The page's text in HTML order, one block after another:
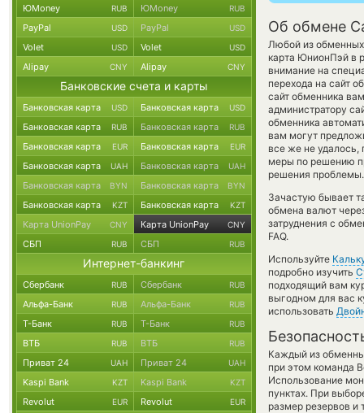
Об обмене
Любой из обменных
карта ЮнионПэй в
внимание на
перехода на сайт
сайт обменника
администратору
обменника
вам могут
все же не
меры по решению
решения проблемы.
Зачастую бывает
обмена валют
затруднения с
FAQ.
Используйте
подробно изучить
подходящий вам
выгодном для вас
использовать
Каждый из
при этом команда
Использование
пунктах. При
размер резервов и
ЮMoney RUB ЮMoney RUB
PayPal USD PayPal USD
Volet USD Volet USD
Alipay CNY Alipay CNY
Банковские счета и карты
Банковская карта USD Банковская карта USD
Банковская карта RUB Банковская карта RUB
Банковская карта EUR Банковская карта EUR
Банковская карта UAH Банковская карта UAH
Банковская карта BYN Банковская карта BYN
Банковская карта KZT Банковская карта KZT
Карта UnionPay CNY Карта UnionPay CNY
СБП RUB СБП RUB
Интернет-банкинг
Сбербанк RUB Сбербанк RUB
Альфа-Банк RUB Альфа-Банк RUB
Т-Банк RUB Т-Банк RUB
ВТБ RUB ВТБ RUB
Приват 24 UAH Приват 24 UAH
Kaspi Bank KZT Kaspi Bank KZT
Revolut EUR Revolut EUR